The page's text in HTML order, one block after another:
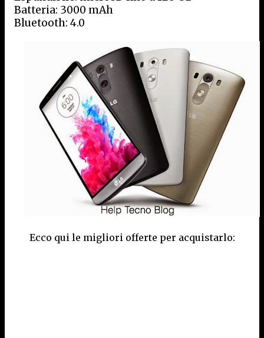
Batteria: 3000 mAh
Bluetooth: 4.0
Ecco qui le migliori offerte per acquistarlo: